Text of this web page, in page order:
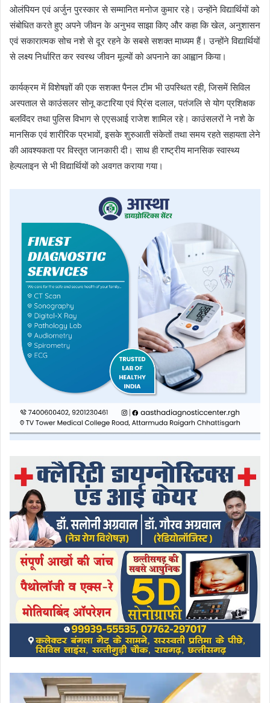
ओलंपियन एवं अर्जुन पुरस्कार से सम्मानित मनोज कुमार रहे। उन्होंने विद्यार्थियों को
संबोधित करते हुए अपने जीवन के अनुभव साझा किए और कहा कि खेल, अनुशासन
एवं सकारात्मक सोच नशे से दूर रहने के सबसे सशक्त माध्यम हैं। उन्होंने विद्यार्थियों
से लक्ष्य निर्धारित कर स्वस्थ जीवन मूल्यों को अपनाने का आह्वान किया।
कार्यक्रम में विशेषज्ञों की एक सशक्त पैनल टीम भी उपस्थित रही, जिसमें सिविल
अस्पताल से काउंसलर सोनू कटारिया एवं प्रिंस दलाल, पतंजलि से योग प्रशिक्षक
बलविंदर तथा पुलिस विभाग से एएसआई राजेश शामिल रहे। काउंसलरों ने नशे के
मानसिक एवं शारीरिक प्रभावों, इसके शुरुआती संकेतों तथा समय रहते सहायता लेने
की आवश्यकता पर विस्तृत जानकारी दी। साथ ही राष्ट्रीय मानसिक स्वास्थ्य
हेल्पलाइन से भी विद्यार्थियों को अवगत कराया गया।